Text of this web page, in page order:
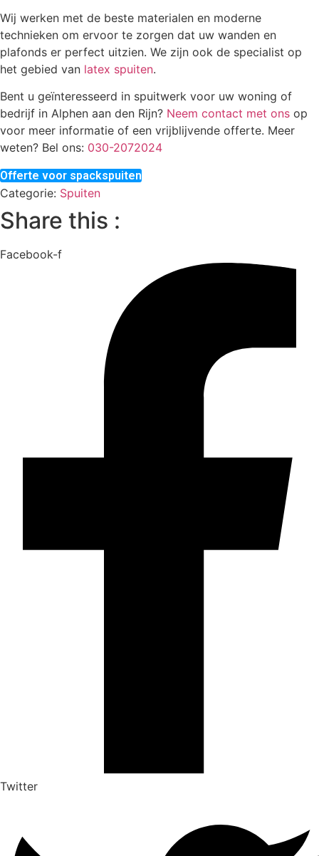
Wij werken met de beste materialen en moderne
technieken om ervoor te zorgen dat uw wanden en
plafonds er perfect uitzien. We zijn ook de specialist op
het gebied van latex spuiten.
Bent u geïnteresseerd in spuitwerk voor uw woning of
bedrijf in Alphen aan den Rijn? Neem contact met ons op
voor meer informatie of een vrijblijvende offerte. Meer
weten? Bel ons: 030-2072024
Offerte voor spackspuiten
Categorie: Spuiten
Share this :
Facebook-f
Twitter